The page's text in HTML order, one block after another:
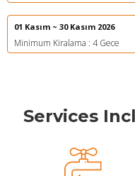
01 Kasım ~ 30 Kasım 2026
Minimum Kiralama : 4 Gece
Services